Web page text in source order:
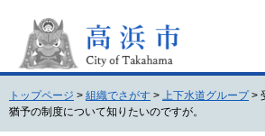
頭
飛
トップページ > 組織でさがす > 上下水道グループ >
猶予の制度について知りたいのですが。